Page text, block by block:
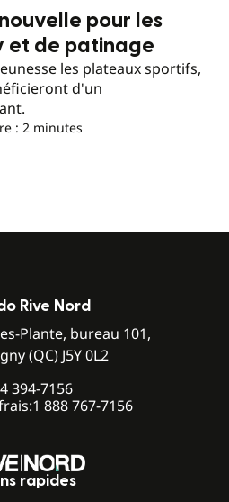
pour les
et de patinage
les plateaux sportifs,
d'un
: 2 minutes
Rive Nord
Plante, bureau 101,
(QC) J5Y 0L2
394-7156
1 888 767-7156
rapides